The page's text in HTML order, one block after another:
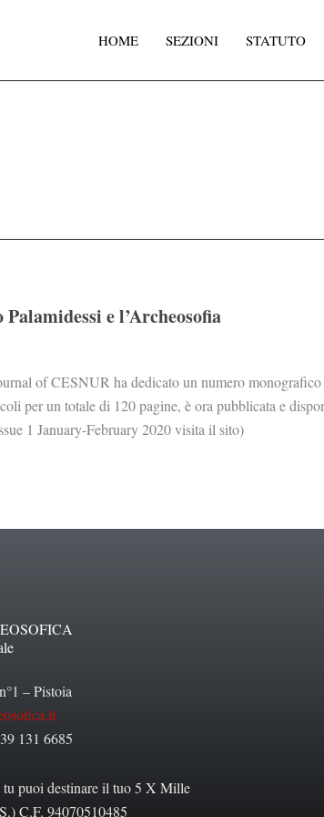
HOME SEZIONI STATUTO
e l’Archeosofia
of CESNUR ha dedicato un numero monografico
per un totale di 120 pagine, è ora pubblicata e
1 January-February 2020 visita il sito)
– Pistoia
131 6685
puoi destinare il tuo 5 X Mille
C.F. 94070510485